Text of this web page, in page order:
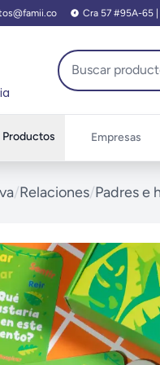
Cra 57 #95A-65
Productos Empresas
/Relaciones/Padres e